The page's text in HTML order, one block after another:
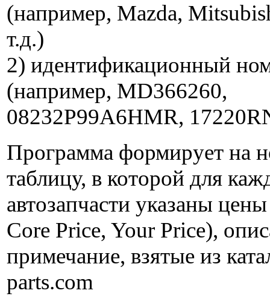
(например, Mazda,
т.д.)
2) идентификационный
(например, MD366260,
08232P99A6HMR,
Программа формирует на
таблицу, в которой для
автозапчасти указаны
Core Price, Your Price),
примечание, взятые из
parts.com